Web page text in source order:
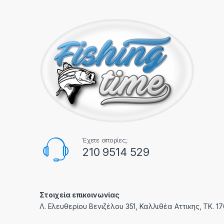
Έχετε απορίες;
210 9514 529
Στοιχεία επικοινωνίας
Λ. Ελευθερίου Βενιζέλου 351, Καλλιθέα Αττικης, ΤΚ.